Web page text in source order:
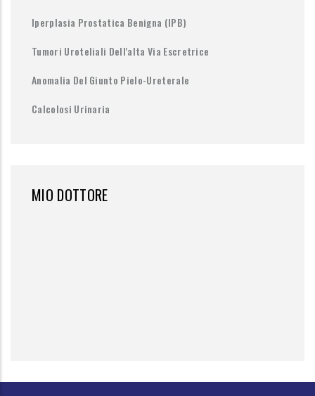
Iperplasia Prostatica Benigna (IPB)
Tumori Uroteliali Dell'alta Via Escretrice
Anomalia Del Giunto Pielo-Ureterale
Calcolosi Urinaria
MIO DOTTORE